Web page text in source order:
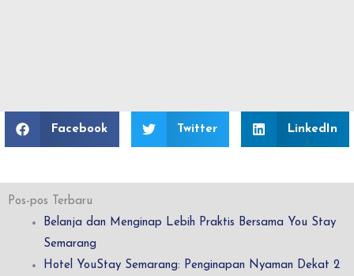
Facebook Twitter LinkedIn
Pos-pos Terbaru
Belanja dan Menginap Lebih Praktis Bersama You Stay
Semarang
Hotel YouStay Semarang: Penginapan Nyaman Dekat 2